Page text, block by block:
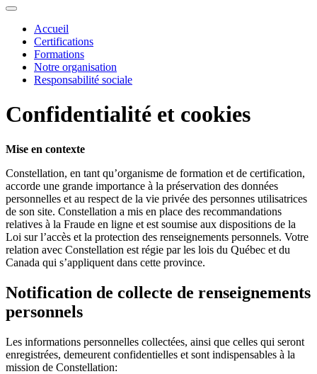
Accueil
Certifications
Formations
Notre organisation
Responsabilité sociale
Confidentialité et cookies
Mise en contexte
Constellation, en tant qu’organisme de formation et de certification,
accorde une grande importance à la préservation des données
personnelles et au respect de la vie privée des personnes utilisatrices
de son site. Constellation a mis en place des recommandations
relatives à la Fraude en ligne et est soumise aux dispositions de la
Loi sur l’accès et la protection des renseignements personnels. Votre
relation avec Constellation est régie par les lois du Québec et du
Canada qui s’appliquent dans cette province.
Notification de collecte de renseignements
personnels
Les informations personnelles collectées, ainsi que celles qui seront
enregistrées, demeurent confidentielles et sont indispensables à la
mission de Constellation: